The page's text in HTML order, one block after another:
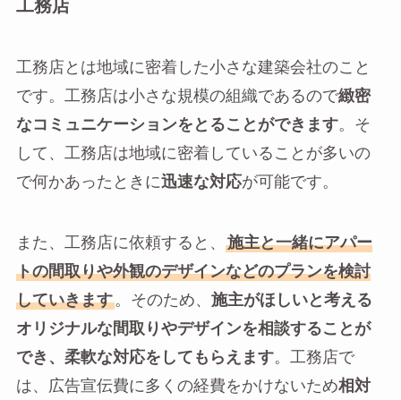
工務店
工務店とは地域に密着した小さな建築会社のこと
です。工務店は小さな規模の組織であるので緻密
なコミュニケーションをとることができます。そ
して、工務店は地域に密着していることが多いの
で何かあったときに迅速な対応が可能です。
また、工務店に依頼すると、
施主と一緒にアパー
トの間取りや外観のデザインなどのプランを検討
していきます。そのため、 施主がほしいと考える
オリジナルな間取りやデザインを相談することが
でき、柔軟な対応をしてもらえます。工務店で
は、広告宣伝費に多くの経費をかけないため相対